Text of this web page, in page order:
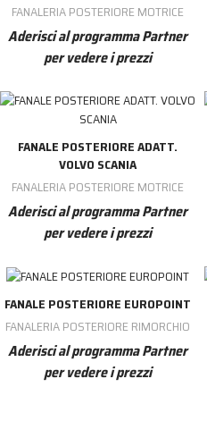
FANALERIA POSTERIORE MOTRICE
Aderisci al programma Partner
per vedere i prezzi
FANALE POSTERIORE ADATT.
VOLVO SCANIA
FANALERIA POSTERIORE MOTRICE
Aderisci al programma Partner
per vedere i prezzi
FANALE POSTERIORE EUROPOINT
FANALERIA POSTERIORE RIMORCHIO
Aderisci al programma Partner
per vedere i prezzi